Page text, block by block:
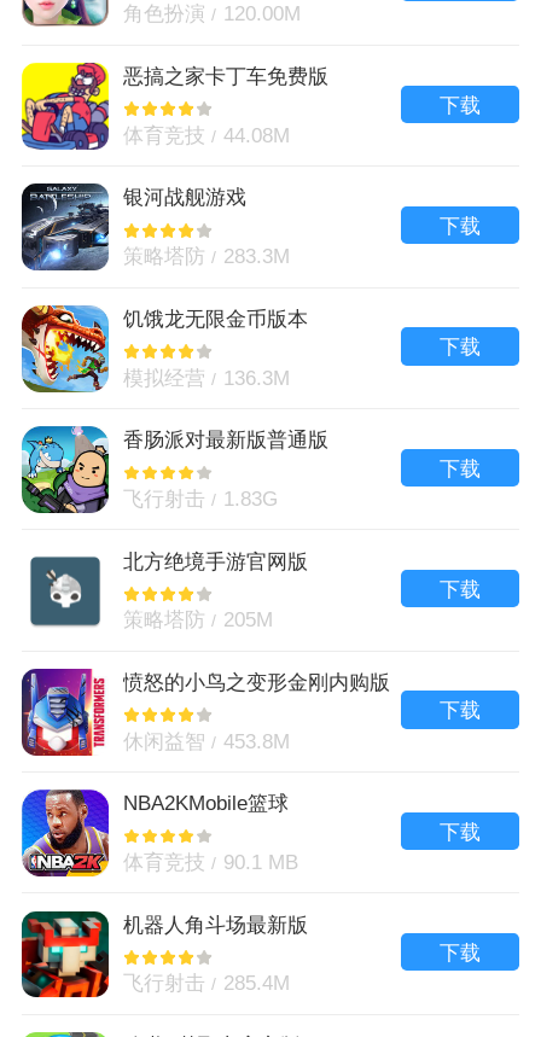
角色扮演 120.00M
恶搞之家卡丁车免费版
体育竞技 44.08M
下载
银河战舰游戏
策略塔防 283.3M
下载
饥饿龙无限金币版本
模拟经营 136.3M
下载
香肠派对最新版普通版
飞行射击 1.83G
下载
北方绝境手游官网版
策略塔防 205M
下载
愤怒的小鸟之变形金刚内购版
休闲益智 453.8M
下载
NBA2KMobile篮球
体育竞技 90.1 MB
下载
机器人角斗场最新版
飞行射击 285.4M
下载